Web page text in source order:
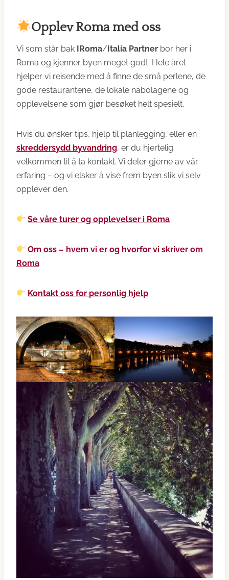
Opplev Roma med oss
Vi som står bak IRoma/Italia Partner bor her i
Roma og kjenner byen meget godt. Hele året
hjelper vi reisende med å finne de små perlene, de
gode restaurantene, de lokale nabolagene og
opplevelsene som gjør besøket helt spesielt.
Hvis du ønsker tips, hjelp til planlegging, eller en
skreddersydd byvandring, er du hjertelig
velkommen til å ta kontakt. Vi deler gjerne av vår
erfaring – og vi elsker å vise frem byen slik vi selv
opplever den.
Se våre turer og opplevelser i Roma
Om oss – hvem vi er og hvorfor vi skriver om
Roma
Kontakt oss for personlig hjelp